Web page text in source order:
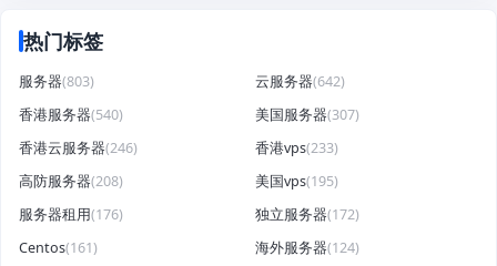
热门标签
服务器(803) 云服务器(642)
香港服务器(540) 美国服务器(307)
香港云服务器(246) 香港vps(233)
高防服务器(208) 美国vps(195)
服务器租用(176) 独立服务器(172)
Centos(161) 海外服务器(124)